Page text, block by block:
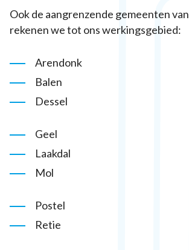
Ook de aangrenzende gemeenten van
rekenen we tot ons werkingsgebied:
Arendonk
Balen
Dessel
Geel
Laakdal
Mol
Postel
Retie